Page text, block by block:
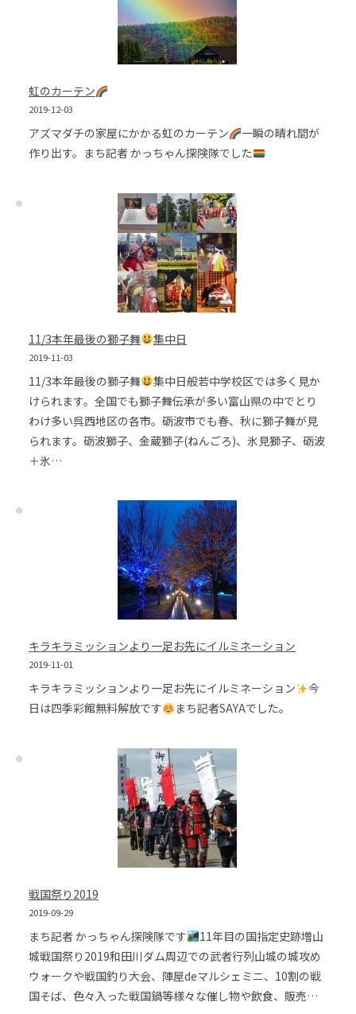
虹のカーテン
2019-12-03
アズマダチの家屋にかかる虹のカーテン
一瞬の晴れ間が
作り出す。まち記者 かっちゃん探険隊でした
11/3本年最後の獅子舞 集中日
2019-11-03
11/3本年最後の獅子舞
集中日般若中学校区では多く見か
けられます。全国でも獅子舞伝承が多い富山県の中でとり
わけ多い呉西地区の各市。砺波市でも春、秋に獅子舞が見
られます。砺波獅子、金蔵獅子(ねんごろ)、氷見獅子、砺波
＋氷…
キラキラミッションより一足お先にイルミネーション
2019-11-01
キラキラミッションより一足お先にイルミネーション
今
日は四季彩館無料解放です
まち記者SAYAでした。
戦国祭り2019
2019-09-29
まち記者 かっちゃん探険隊です
11年目の国指定史跡増山
城戦国祭り2019和田川ダム周辺での武者行列山城の城攻め
ウォークや戦国釣り大会、陣屋deマルシェミニ、10割の戦
国そば、色々入った戦国鍋等様々な催し物や飲食、販売…